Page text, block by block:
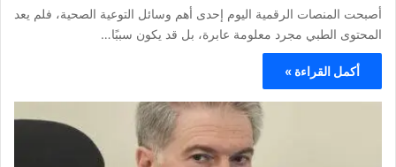
أصبحت المنصات الرقمية اليوم إحدى أهم وسائل التوعية الصحية، فلم يعد
المحتوى الطبي مجرد معلومة عابرة، بل قد يكون سببًا…
أكمل القراءة »